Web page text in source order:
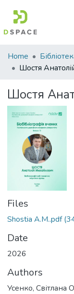
Communities
&
All of DSpace
Statistics
Home
Шостя
Files
Shostia A.M..pdf
Date
2026
Authors
Усенко, Світлана